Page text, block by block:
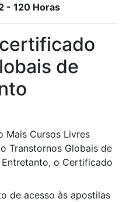
- 120 Horas
de
Mais Cursos Livres
Transtornos Globais de
o Certificado
de acesso às apostilas